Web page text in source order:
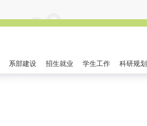
系部建设 招生就业 学生工作 科研规划